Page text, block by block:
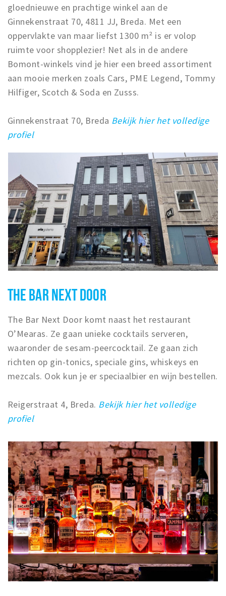
gloednieuwe en prachtige winkel aan de
Ginnekenstraat 70, 4811 JJ, Breda. Met een
oppervlakte van maar liefst 1300 m² is er volop
ruimte voor shopplezier! Net als in de andere
Bomont-winkels vind je hier een breed assortiment
aan mooie merken zoals Cars, PME Legend, Tommy
Hilfiger, Scotch & Soda en Zusss.
Ginnekenstraat 70, Breda Bekijk hier het volledige
profiel
THE BAR NEXT DOOR
The Bar Next Door komt naast het restaurant
O’Mearas. Ze gaan unieke cocktails serveren,
waaronder de sesam-peercocktail. Ze gaan zich
richten op gin-tonics, speciale gins, whiskeys en
mezcals. Ook kun je er speciaalbier en wijn bestellen.
Reigerstraat 4, Breda. Bekijk hier het volledige
profiel